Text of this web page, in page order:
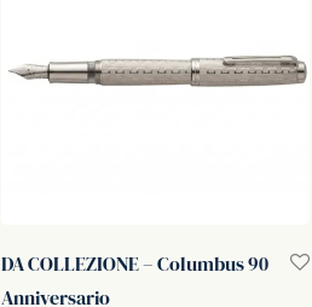
DA COLLEZIONE – Columbus 90
Anniversario